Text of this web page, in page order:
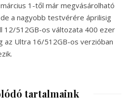
1-től már megvásárolható
a nagyobb testvérére áprilisig
12/512GB-os változata 400 ezer
az Ultra 16/512GB-os verzióban
tartalmaink